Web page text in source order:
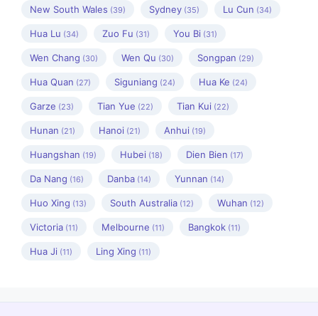
New South Wales (39) Sydney (35) Lu Cun (34)
Hua Lu (34) Zuo Fu (31) You Bi (31)
Wen Chang (30) Wen Qu (30) Songpan (29)
Hua Quan (27) Siguniang (24) Hua Ke (24)
Garze (23) Tian Yue (22) Tian Kui (22)
Hunan (21) Hanoi (21) Anhui (19)
Huangshan (19) Hubei (18) Dien Bien (17)
Da Nang (16) Danba (14) Yunnan (14)
Huo Xing (13) South Australia (12) Wuhan (12)
Victoria (11) Melbourne (11) Bangkok (11)
Hua Ji (11) Ling Xing (11)